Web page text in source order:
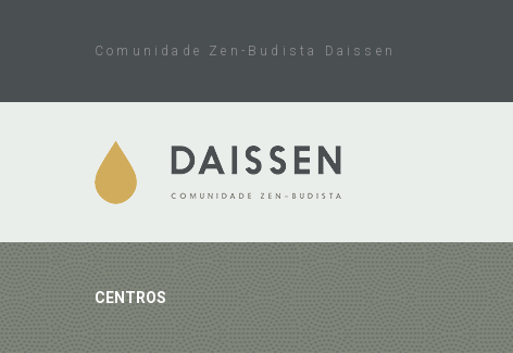
Comunidade Zen-Budista Daissen
CENTROS